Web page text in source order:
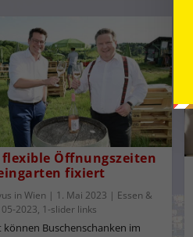
flexible Öffnungszeiten
fixiert
in Wien | 1. Mai 2023 | Essen &
05-2023, 1-slider links
können Buschenschanken im